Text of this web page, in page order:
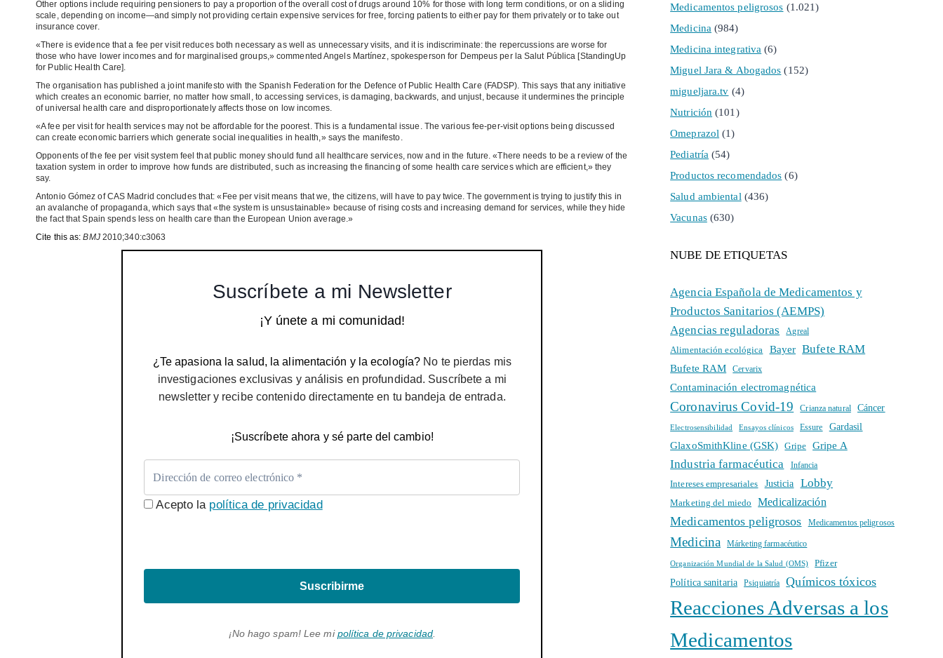
Other options include requiring pensioners to pay a proportion of the overall cost of drugs around 10% for those with long term conditions, or on a sliding
scale, depending on income—and simply not providing certain expensive services for free, forcing patients to either pay for them privately or to take out
insurance cover.
«There is evidence that a fee per visit reduces both necessary as well as unnecessary visits, and it is indiscriminate: the repercussions are worse for
those who have lower incomes and for marginalised groups,» commented Angels Martínez, spokesperson for Dempeus per la Salut Pública [StandingUp
for Public Health Care].
The organisation has published a joint manifesto with the Spanish Federation for the Defence of Public Health Care (FADSP). This says that any initiative
which creates an economic barrier, no matter how small, to accessing services, is damaging, backwards, and unjust, because it undermines the principle
of universal health care and disproportionately affects those on low incomes.
«A fee per visit for health services may not be affordable for the poorest. This is a fundamental issue. The various fee-per-visit options being discussed
can create economic barriers which generate social inequalities in health,» says the manifesto.
Opponents of the fee per visit system feel that public money should fund all healthcare services, now and in the future. «There needs to be a review of the
taxation system in order to improve how funds are distributed, such as increasing the financing of some health care services which are efficient,» they
say.
Antonio Gómez of CAS Madrid concludes that: «Fee per visit means that we, the citizens, will have to pay twice. The government is trying to justify this in
an avalanche of propaganda, which says that «the system is unsustainable» because of rising costs and increasing demand for services, while they hide
the fact that Spain spends less on health care than the European Union average.»
Cite this as: BMJ2010;340:c3063
Suscríbete a mi Newsletter
¡Y únete a mi comunidad!
¿Te apasiona la salud, la alimentación y la ecología? No te pierdas mis
investigaciones exclusivas y análisis en profundidad. Suscríbete a mi
newsletter y recibe contenido directamente en tu bandeja de entrada.
¡Suscríbete ahora y sé parte del cambio!
Acepto la política de privacidad
Suscribirme
¡No hago spam! Lee mipolítica de privacidad
Medicamentos peligrosos (1.021)
Medicina (984)
Medicina integrativa (6)
Miguel Jara & Abogados (152)
migueljara.tv (4)
Nutrición (101)
Omeprazol (1)
Pediatría (54)
Productos recomendados (6)
Salud ambiental (436)
Vacunas(630)
NUBE DE ETIQUETAS
Agencia Española de Medicamentos y
Productos Sanitarios (AEMPS)
Agencias reguladoras
Agreal
Alimentación ecológica Bayer Bufete RAM
Bufete RAM Cervarix
Contaminación electromagnética
Coronavirus Covid-19 Crianza natural Cáncer
Electrosensibilidad Ensayos clínicos Essure Gardasil
GlaxoSmithKline (GSK) Gripe Gripe A
Industria farmacéutica Infancia
Intereses empresariales Justicia Lobby
Marketing del miedo Medicalización
Medicamentos peligrosos Medicamentos peligrosos
Medicina Márketing farmacéutico
Organización Mundial de la Salud (OMS) Pfizer
Política sanitaria Psiquiatría Químicos tóxicos
Reacciones Adversas a los
Medicamentos